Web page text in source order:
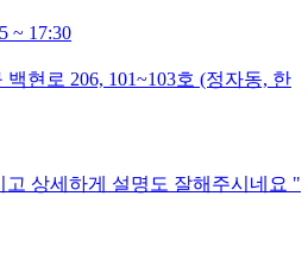
~ 17:30
현로 206, 101~103호 (정자동, 한
상세하게 설명도 잘해주시네요 "